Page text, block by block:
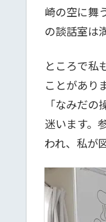
崎の空に舞
の談話室は
ところで私
ことがあり
「なみだ
迷います。
われ、私が